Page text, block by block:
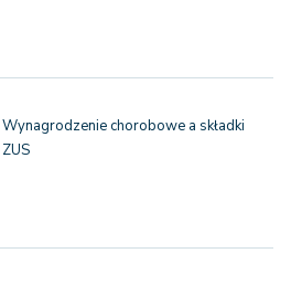
Wynagrodzenie chorobowe a składki
ZUS